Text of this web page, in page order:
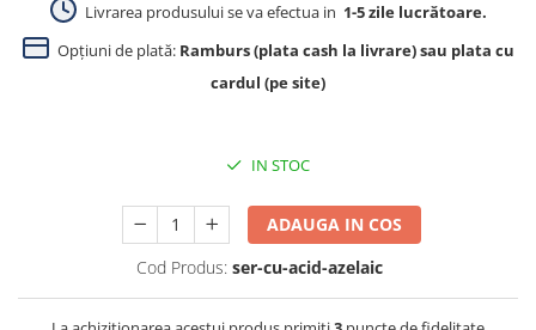
Livrarea produsului se va efectua in 1-5 zile lucrătoare.
Opțiuni de plată: Ramburs (plata cash la livrare) sau plata cu
cardul (pe site)
IN STOC
ADAUGA IN COS
Cod Produs: ser-cu-acid-azelaic